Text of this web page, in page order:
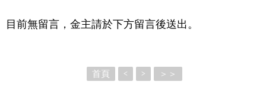
目前無留言，金主請於下方留言後送出。
首頁 < > ＞＞